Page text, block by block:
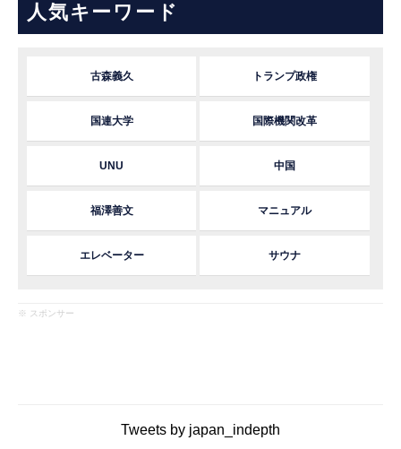
人気キーワード
古森義久 トランプ政権
国連大学 国際機関改革
UNU 中国
福澤善文 マニュアル
エレベーター サウナ
※ スポンサー
Tweets by japan_indepth